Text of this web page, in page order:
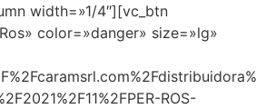
width=»1/4″][vc_btn
color=»danger» size=»lg»
ROS-